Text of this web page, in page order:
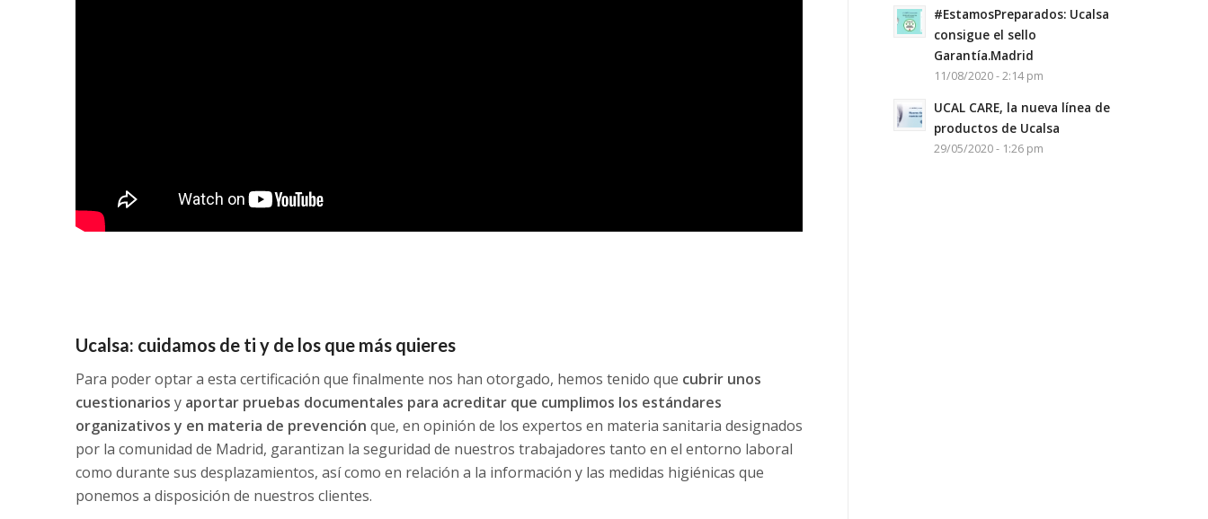
Ucalsa: cuidamos de ti y de los que más quieres
Para poder optar a esta certificación que finalmente nos han otorgado, hemos tenido que cubrir unos
cuestionarios y aportar pruebas documentales para acreditar que cumplimos los estándares
organizativos y en materia de prevención que, en opinión de los expertos en materia sanitaria designados
por la comunidad de Madrid, garantizan la seguridad de nuestros trabajadores tanto en el entorno laboral
como durante sus desplazamientos, así como en relación a la información y las medidas higiénicas que
ponemos a disposición de nuestros clientes.
#EstamosPreparados: Ucalsa
consigue el sello
Garantía.Madrid
11/08/2020 - 2:14 pm
UCAL CARE, la nueva línea de
productos de Ucalsa
29/05/2020 - 1:26 pm